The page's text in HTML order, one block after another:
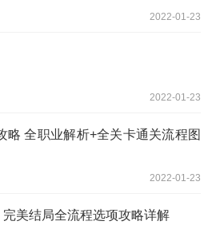
2022-01-23
2022-01-23
略 全职业解析+全关卡通关流程图
2022-01-23
完美结局全流程选项攻略详解